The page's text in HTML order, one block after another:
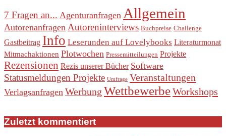
7 Fragen an... Agenturanfragen Allgemein
Autorenanfragen Autoreninterviews Buchpreise Challenge
Gastbeitrag Info Leserunden auf Lovelybooks Literaturmonat
Mitmachaktionen Plotwochen Pressemitteilungen Projekte
Rezensionen Rezis unserer Bücher Software
Statusmeldungen Projekte Umfrage Veranstaltungen
Verlagsanfragen Werbung WettbewerbeWorkshops
Zuletzt kommentiert